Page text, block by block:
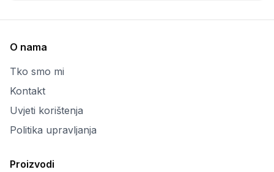
O nama
Tko smo mi
Kontakt
Uvjeti korištenja
Politika upravljanja
Proizvodi